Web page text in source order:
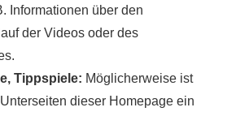
Informationen über den
der Videos oder des
Tippspiele: Möglicherweise ist
dieser Homepage ein